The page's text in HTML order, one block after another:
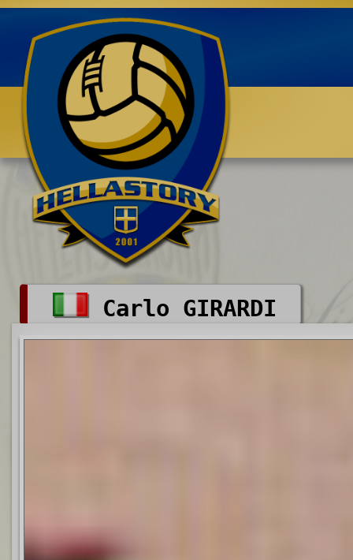
Benvenuti su HELLASTORY.net
Carlo GIRARDI